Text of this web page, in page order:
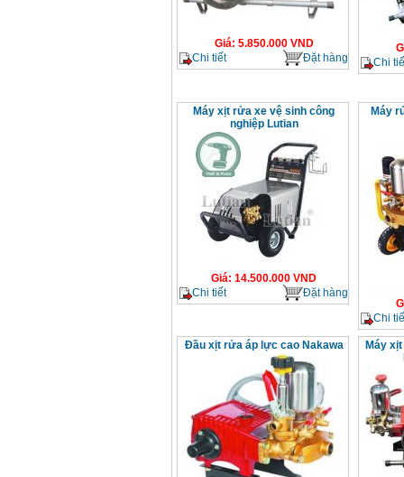
Giá: 5.850.000VND
Chi tiết
Đặt hàng
Chi
Máy xịt rửa xe vệ sinh công
nghiệp Lutian
Giá: 14.500.000 VND
Chi tiết
Đặt hàng
Máy
Chi
Đầu xịt rửa áp lực cao Nakawa
Máy